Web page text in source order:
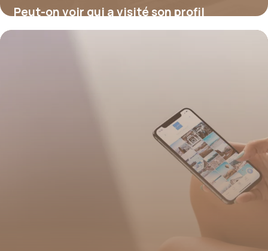
Peut-on voir qui a visité son profil
Facebook ?